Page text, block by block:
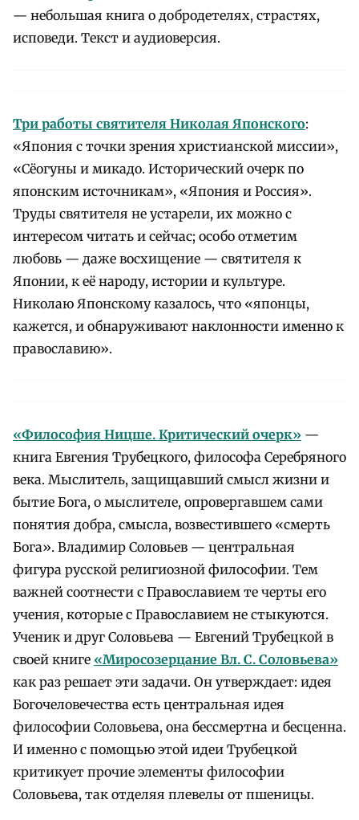
— небольшая книга о добродетелях, страстях,
исповеди. Текст и аудиоверсия.
Три работы святителя Николая Японского:
«Япония с точки зрения христианской миссии»,
«Сёогуны и микадо. Исторический очерк по
японским источникам», «Япония и Россия».
Труды святителя не устарели, их можно с
интересом читать и сейчас; особо отметим
любовь — даже восхищение — святителя к
Японии, к её народу, истории и культуре.
Николаю Японскому казалось, что «японцы,
кажется, и обнаруживают наклонности именно к
православию».
«Философия Ницше. Критический очерк» —
книга Евгения Трубецкого, философа Серебряного
века. Мыслитель, защищавший смысл жизни и
бытие Бога, о мыслителе, опровергавшем сами
понятия добра, смысла, возвестившего «смерть
Бога». Владимир Соловьев — центральная
фигура русской религиозной философии. Тем
важней соотнести с Православием те черты его
учения, которые с Православием не стыкуются.
Ученик и друг Соловьева — Евгений Трубецкой в
своей книге «Миросозерцание Вл. С. Соловьева»
как раз решает эти задачи. Он утверждает: идея
Богочеловечества есть центральная идея
философии Соловьева, она бессмертна и бесценна.
И именно с помощью этой идеи Трубецкой
критикует прочие элементы философии
Соловьева, так отделяя плевелы от пшеницы.